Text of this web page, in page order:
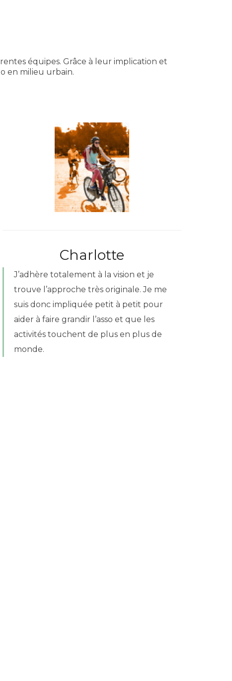
équipes. Grâce à leur implication et
en milieu urbain.
Charlotte
J’adhère totalement à la vision et je
trouve l’approche très originale. Je me
suis donc impliquée petit à petit pour
aider à faire grandir l’asso et que les
activités touchent de plus en plus de
monde.